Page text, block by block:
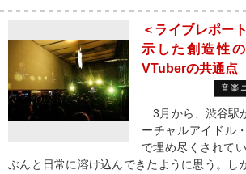
＜ライブレポー
示した創造性
VTuberの共通点
音楽
3月から、渋谷駅
ーチャルアイドル
で埋め尽くされて
ぶんと日常に溶け込んできたように思う。し